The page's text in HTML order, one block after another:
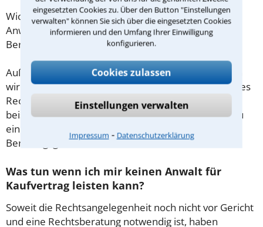
eingesetzten Cookies zu. Über den Button "Einstellungen
verwalten" können Sie sich über die eingesetzten Cookies
informieren und den Umfang Ihrer Einwilligung
konfigurieren.
Cookies zulassen
Einstellungen verwalten
Impressum ⁃ Datenschutzerklärung
Wichtig daher: Klären Sie die Kostenfrage mit Ihrem
Anwalt aus Büdingen schon zu Beginn der ersten
Beratung.
Außerdem gut zu wissen: Gemäß § 34 Absatz 2 RVG
wird die Beratungsgebühr auf weitere Tätigkeiten des
Rechtsanwalts angerechnet. Sollte es also
beispielsweise aufgrund des Beratungsgesprächs zu
einem Prozess kommen, so kann der Anwalt diese
Beratungsgebühr nicht mehr abrechnen.
Was tun wenn ich mir keinen Anwalt für
Kaufvertrag leisten kann?
Soweit die Rechtsangelegenheit noch nicht vor Gericht
und eine Rechtsberatung notwendig ist, haben